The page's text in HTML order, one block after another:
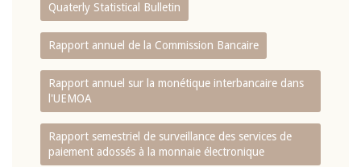
Quaterly Statistical Bulletin
Rapport annuel de la Commission Bancaire
Rapport annuel sur la monétique interbancaire dans
l'UEMOA
Rapport semestriel de surveillance des services de
paiement adossés à la monnaie électronique